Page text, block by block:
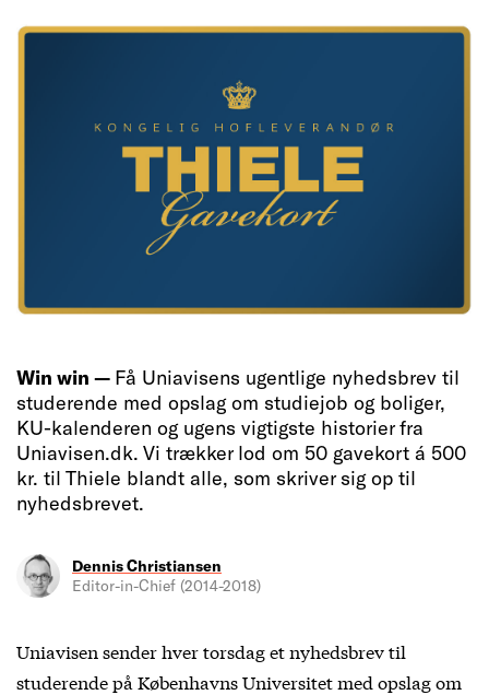
Win win — Få Uniavisens ugentlige nyhedsbrev til
studerende med opslag om studiejob og boliger,
KU-kalenderen og ugens vigtigste historier fra
Uniavisen.dk. Vi trækker lod om 50 gavekort á 500
kr. til Thiele blandt alle, som skriver sig op til
nyhedsbrevet.
Dennis Christiansen
Editor-in-Chief (2014-2018)
Uniavisen sender hver torsdag et nyhedsbrev til
studerende på Københavns Universitet med opslag om